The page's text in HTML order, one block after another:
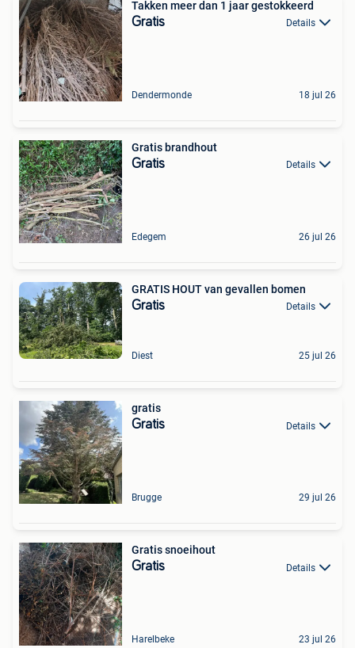
Takken meer dan 1 jaar gestokkeerd
Gratis Details
Dendermonde 18 jul 26
Gratis brandhout
Gratis Details
Edegem 26 jul 26
GRATIS HOUT van gevallen bomen
Gratis Details
Diest 25 jul 26
gratis
Gratis Details
Brugge 29 jul 26
Gratis snoeihout
Gratis Details
Harelbeke 23 jul 26